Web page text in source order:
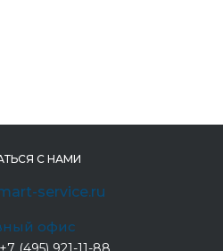
С НАМИ
service.ru
офис